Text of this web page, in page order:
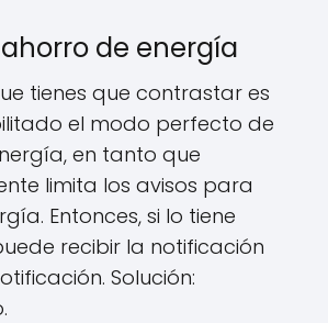
de energía
tienes que contrastar es
el modo perfecto de
en tanto que
limita los avisos para
Entonces, si lo tiene
recibir la notificación
Solución: